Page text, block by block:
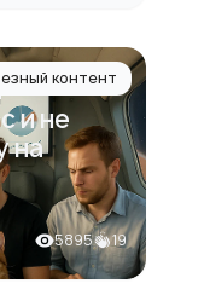
контент
и не
на
5895 19